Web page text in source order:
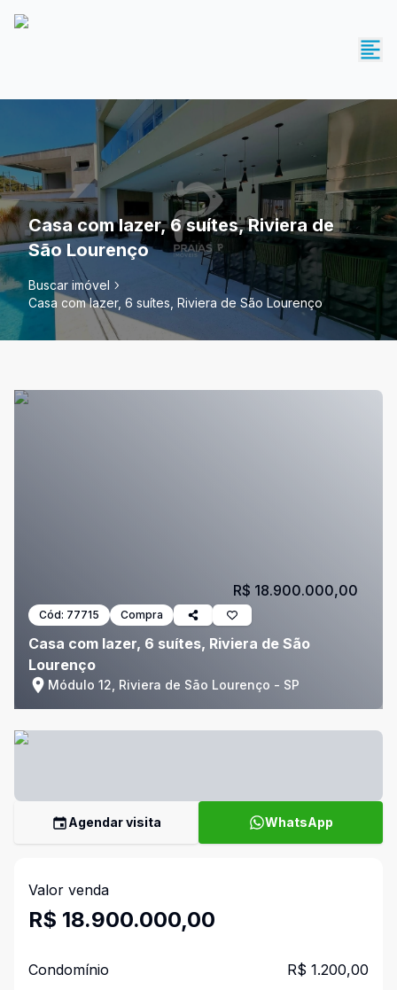
Casa com lazer, 6 suítes, Riviera de
São Lourenço
Buscar imóvel
Casa com lazer, 6 suítes, Riviera de São Lourenço
Cód: 77715 Compra
Casa com lazer, 6 suítes, Riviera de São
Lourenço
Módulo 12, Riviera de São Lourenço - SP
R$ 18.900.000,00
Agendar visita WhatsApp
Valor venda
R$ 18.900.000,00
Condomínio R$ 1.200,00